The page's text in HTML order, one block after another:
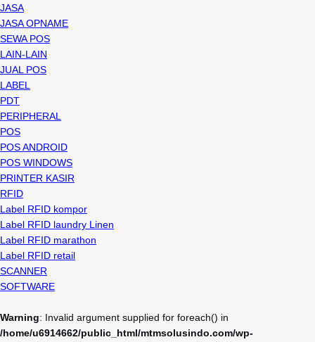
JASA
JASA OPNAME
SEWA POS
LAIN-LAIN
JUAL POS
LABEL
PDT
PERIPHERAL
POS
POS ANDROID
POS WINDOWS
PRINTER KASIR
RFID
Label RFID kompor
Label RFID laundry Linen
Label RFID marathon
Label RFID retail
SCANNER
SOFTWARE
Warning: Invalid argument supplied for foreach() in
/home/u6914662/public_html/mtmsolusindo.com/wp-